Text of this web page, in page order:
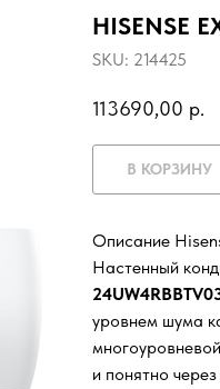
HISENSE
SKU: 214425
113690,00 р.
В КОРЗИНУ
Описание
Настенный
уровнем шума
и понятно